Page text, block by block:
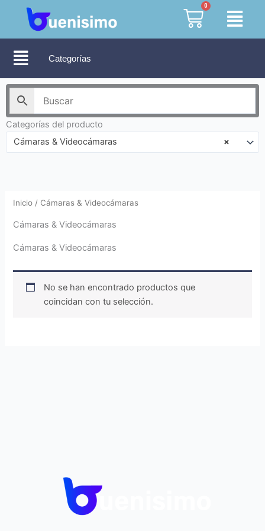
contenido
0
Cart
Categorías
Categorías del producto
×
Cámaras & Videocámaras
Inicio / Cámaras & Videocámaras
Cámaras & Videocámaras
Cámaras & Videocámaras
No se han encontrado productos que
coincidan con tu selección.